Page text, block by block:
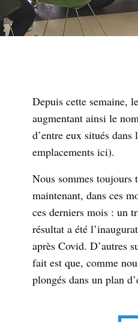
Depuis cette semaine,
augmentant ainsi le
d’entre eux situés
emplacements ici).
Nous sommes toujours
maintenant, dans ces
ces derniers mois : un
résultat a été
après Covid. D’autres
fait est que, comme
plongés dans un plan